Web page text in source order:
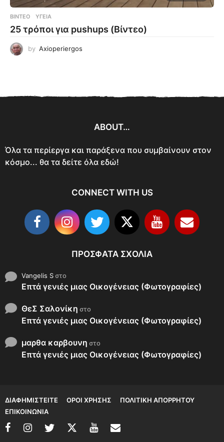
ΒΊΝΤΕΟ ΥΓΕΊΑ
25 τρόποι για pushups (Βίντεο)
by Axioperiergos
ABOUT…
Όλα τα περίεργα και παράξενα που συμβαίνουν στον
κόσμο... θα τα δείτε όλα εδώ!
CONNECT WITH US
ΠΡΌΣΦΑΤΑ ΣΧΌΛΙΑ
Vangelis Sστο
Επτά γενιές μιας Οικογένειας (Φωτογραφίες)
ΘεΣ Σαλονίκη στο
Επτά γενιές μιας Οικογένειας (Φωτογραφίες)
μαρθα καρβουνη στο
Επτά γενιές μιας Οικογένειας (Φωτογραφίες)
ΔΙΑΦΗΜΙΣΤΕΊΤΕ ΌΡΟΙ ΧΡΉΣΗΣ
ΠΟΛΙΤΙΚΉ ΑΠΟΡΡΉΤΟΥ
ΕΠΙΚΟΙΝΩΝΊΑ